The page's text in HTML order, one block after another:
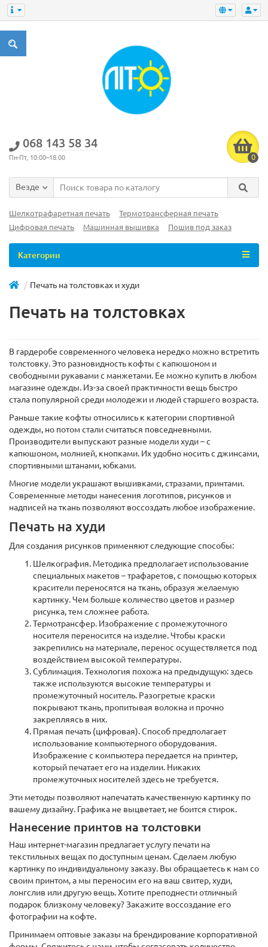
‎068 143 58 34
Пн-Пт, 10:00–18:00 0
Везде
Шелкотрафаретная печать
Термотрансферная печать
Цифровая печать
Машинная вышивка Пошив под заказ
Категории
Печать на толстовках и худи
Печать на толстовках
В гардеробе современного человека нередко можно встретить
толстовку. Это разновидность кофты с капюшоном и
свободными рукавами с манжетами. Ее можно купить в любом
магазине одежды. Из-за своей практичности вещь быстро
стала популярной среди молодежи и людей старшего возраста.
Раньше такие кофты относились к категории спортивной
одежды, но потом стали считаться повседневными.
Производители выпускают разные модели худи – с
капюшоном, молнией, кнопками. Их удобно носить с джинсами,
спортивными штанами, юбками.
Многие модели украшают вышивками, стразами, принтами.
Современные методы нанесения логотипов, рисунков и
надписей на ткань позволяют воссоздать любое изображение.
Печать на худи
Для создания рисунков применяют следующие способы:
Шелкография. Методика предполагает использование
специальных макетов – трафаретов, с помощью которых
красители переносятся на ткань, образуя желаемую
картинку. Чем больше количество цветов и размер
рисунка, тем сложнее работа.
Термотрансфер. Изображение с промежуточного
носителя переносится на изделие. Чтобы краски
закрепились на материале, перенос осуществляется под
воздействием высокой температуры.
Сублимация. Технология похожа на предыдущую: здесь
также используются высокие температуры и
промежуточный носитель. Разогретые краски
покрывают ткань, пропитывая волокна и прочно
закрепляясь в них.
Прямая печать (цифровая). Способ предполагает
использование компьютерного оборудования.
Изображение с компьютера передается на принтер,
который печатает его на изделии. Никаких
промежуточных носителей здесь не требуется.
Эти методы позволяют напечатать качественную картинку по
вашему дизайну. Графика не выцветает, не боится стирок.
Нанесение принтов на толстовки
Наш интернет-магазин предлагает услугу печати на
текстильных вещах по доступным ценам. Сделаем любую
картинку по индивидуальному заказу. Вы обращаетесь к нам со
своим принтом, а мы переносим его на ваш свитер, худи,
лонгслив или другую вещь. Хотите преподнести отличный
подарок близкому человеку? Закажите воссоздание его
фотографии на кофте.
Принимаем оптовые заказы на брендирование корпоративной